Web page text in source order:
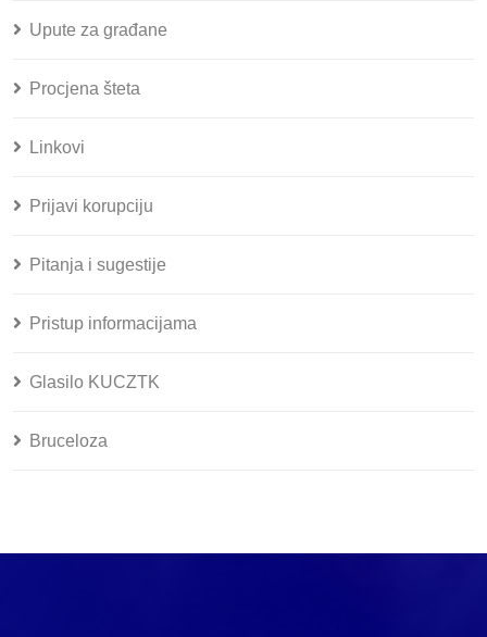
Upute za građane
Procjena šteta
Linkovi
Prijavi korupciju
Pitanja i sugestije
Pristup informacijama
Glasilo KUCZTK
Bruceloza